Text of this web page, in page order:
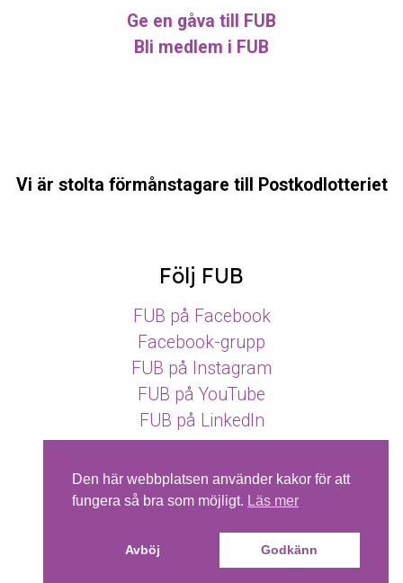
Ge en gåva till FUB
Bli medlem i FUB
Vi är stolta förmånstagare till Postkodlotteriet
Följ FUB
FUB på Facebook
Facebook-grupp
FUB på Instagram
FUB på YouTube
FUB på LinkedIn
Pictogram.se © SPSM
Den här webbplatsen använder kakor för att
fungera så bra som möjligt. Läs mer
Avböj Godkänn